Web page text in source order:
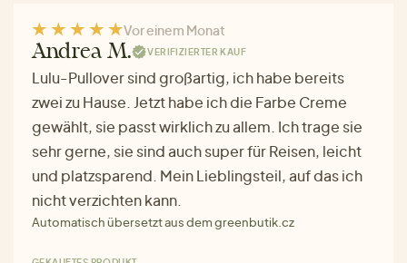
Vor einem Monat
Andrea M. VERIFIZIERTER KAUF
Lulu-Pullover sind großartig, ich habe bereits
zwei zu Hause. Jetzt habe ich die Farbe Creme
gewählt, sie passt wirklich zu allem. Ich trage sie
sehr gerne, sie sind auch super für Reisen, leicht
und platzsparend. Mein Lieblingsteil, auf das ich
nicht verzichten kann.
Automatisch übersetzt aus dem greenbutik.cz